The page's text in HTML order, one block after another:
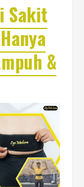
Sakit
&